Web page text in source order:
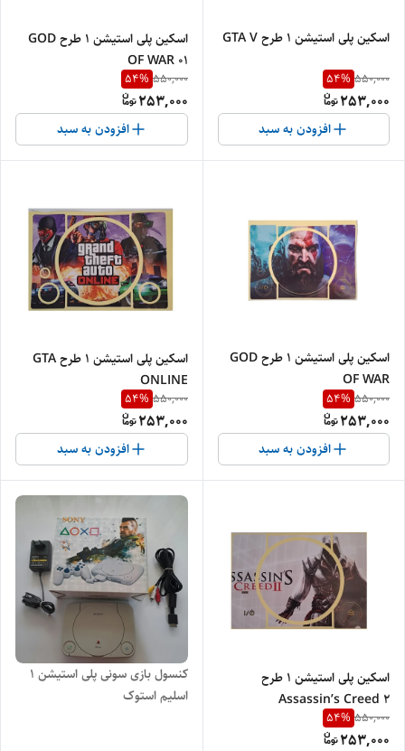
اسکین پلی استیشن 1 طرح GTA V
550,000
54%
253,000
افزودن به سبد
اسکین پلی استیشن 1 طرح GOD
OF WAR 01
550,000
54%
253,000
افزودن به سبد
اسکین پلی استیشن 1 طرح GOD
OF WAR
550,000
54%
253,000
افزودن به سبد
اسکین پلی استیشن 1 طرح GTA
ONLINE
550,000
54%
253,000
افزودن به سبد
اسکین پلی استیشن 1 طرح
Assassin’s Creed 2
550,000
54%
253,000
کنسول بازی سونی پلی استیشن 1
اسلیم استوک